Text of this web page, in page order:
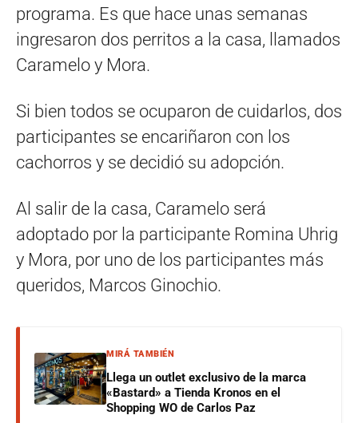
programa. Es que hace unas semanas
ingresaron dos perritos a la casa, llamados
Caramelo y Mora.
Si bien todos se ocuparon de cuidarlos, dos
participantes se encariñaron con los
cachorros y se decidió su adopción.
Al salir de la casa, Caramelo será
adoptado por la participante Romina Uhrig
y Mora, por uno de los participantes más
queridos, Marcos Ginochio.
MIRÁ TAMBIÉN
Llega un outlet exclusivo de la marca
«Bastard» a Tienda Kronos en el
Shopping WO de Carlos Paz